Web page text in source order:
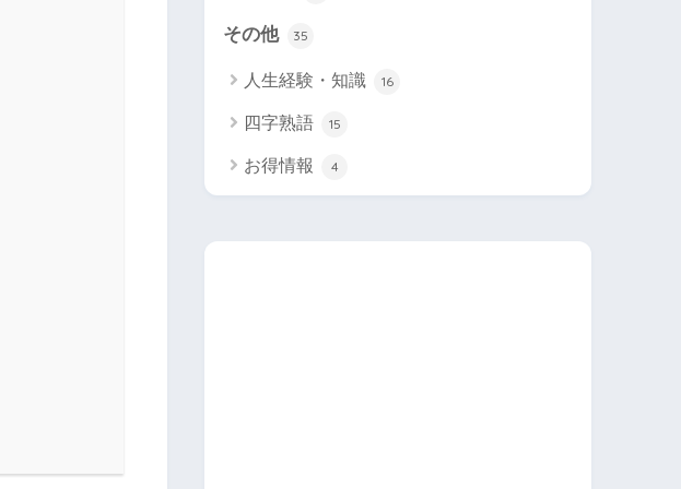
その他 35
人生経験・知識 16
四字熟語 15
お得情報 4